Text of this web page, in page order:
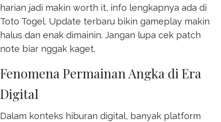
harian jadi makin worth it, info lengkapnya ada di
Toto Togel. Update terbaru bikin gameplay makin
halus dan enak dimainin. Jangan lupa cek patch
note biar nggak kaget.
Fenomena Permainan Angka di Era
Digital
Dalam konteks hiburan digital, banyak platform